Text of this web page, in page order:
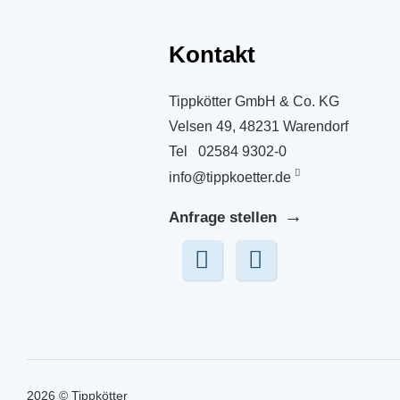
Kontakt
Tippkötter GmbH & Co. KG
Velsen 49, 48231 Warendorf
Tel 02584 9302-0
info@tippkoetter.de
Anfrage stellen
2026 © Tippkötter